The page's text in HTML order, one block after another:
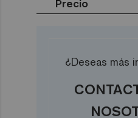
Zen
Metal
Space
Verdes
Rosas
Rojos
Corner
Precio
€€€
¿Deseas más